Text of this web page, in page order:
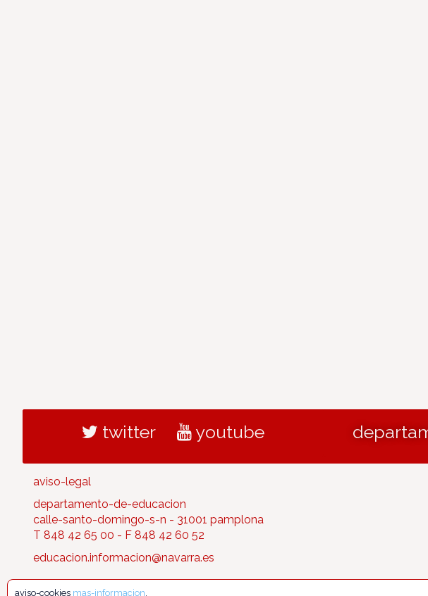
twitter youtube
aviso-legal
departamento-de-educacion
calle-santo-domingo-s-n - 31001 pamplona
T 848 42 65 00 - F 848 42 60 52
educacion.informacion@navarra.es
aviso-cookies mas-informacion.